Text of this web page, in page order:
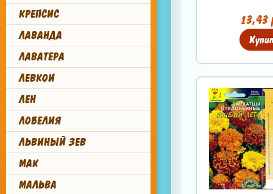
КРЕПСИС
ЛАВАНДА
ЛАВАТЕРА
ЛЕВКОИ
ЛЕН
ЛОБЕЛИЯ
ЛЬВИНЫЙ ЗЕВ
МАК
МАЛЬВА
13,43